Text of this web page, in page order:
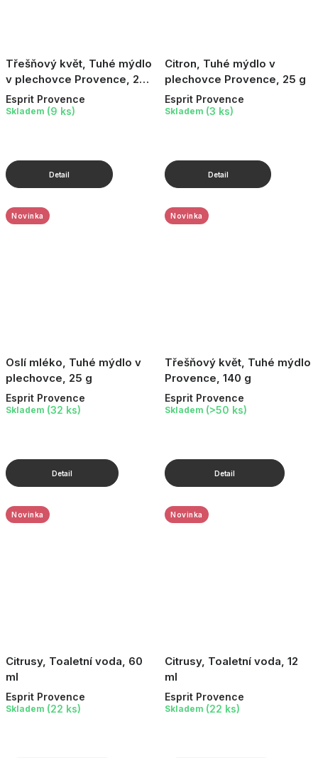
Třešňový květ, Tuhé mýdlo
v plechovce Provence, 25
g
Esprit Provence
Skladem (9 ks)
Citron, Tuhé mýdlo v
plechovce Provence, 25 g
Esprit Provence
Skladem (3 ks)
Oslí mléko, Tuhé mýdlo v
plechovce, 25 g
Novinka
Esprit Provence
Skladem (32 ks)
Třešňový květ, Tuhé mýdlo
Provence, 140 g
Novinka
Esprit Provence
Skladem (>50 ks)
Citrusy, Toaletní voda, 60
ml
Novinka
Esprit Provence
Skladem (22 ks)
Citrusy, Toaletní voda, 12
ml
Novinka
Esprit Provence
Skladem (22 ks)